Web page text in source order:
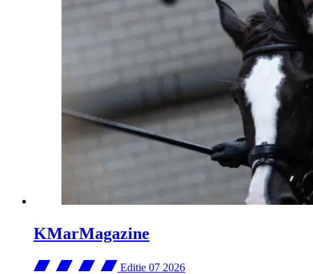
KMarMagazine
Editie 07 2026